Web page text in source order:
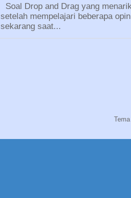
Soal Drop and Drag yang
setelah mempelajari beberapa
sekarang saat...